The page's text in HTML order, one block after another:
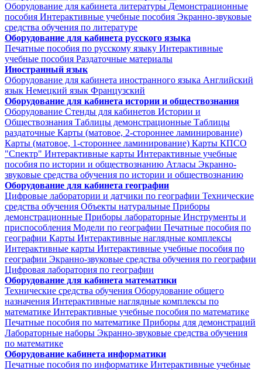
Оборудование для кабинета литературы Демонстрационные
пособия Интерактивные учебные пособия Экранно-звуковые
средства обучения по литературе
Оборудование для кабинета русского языка
Печатные пособия по русскому языку Интерактивные
учебные пособия Раздаточные материалы
Иностранный язык
Оборудование для кабинета иностранного языка Английский
язык Немецкий язык Французский
Оборудование для кабинета истории и обществознания
Оборудование Стенды для кабинетов Истории и
Обществознания Таблицы демонстрационные Таблицы
раздаточные Карты (матовое, 2-стороннее ламинирование)
Карты (матовое, 1-стороннее ламинирование) Карты КПСО
"Спектр" Интерактивные карты Интерактивные учебные
пособия по истории и обществознанию Атласы Экранно-
звуковые средства обучения по истории и обществознанию
Оборудование для кабинета географии
Цифровые лаборатории и датчики по географии Технические
средства обучения Объекты натуральные Приборы
демонстрационные Приборы лабораторные Инструменты и
приспособления Модели по географии Печатные пособия по
географии Карты Интерактивные наглядные комплексы
Интерактивные карты Интерактивные учебные пособия по
географии Экранно-звуковые средства обучения по географии
Цифровая лаборатория по географии
Оборудование для кабинета математики
Технические средства обучения Оборудование общего
назначения Интерактивные наглядные комплексы по
математике Интерактивные учебные пособия по математике
Печатные пособия по математике Приборы для демонстраций
Лабораторные наборы Экранно-звуковые средства обучения
по математике
Оборудование кабинета информатики
Печатные пособия по информатике Интерактивные учебные